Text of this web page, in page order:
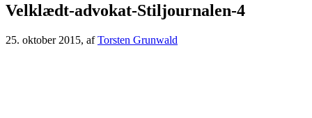
Velklædt-advokat-Stiljournalen-4
25. oktober 2015, afTorsten Grunwald